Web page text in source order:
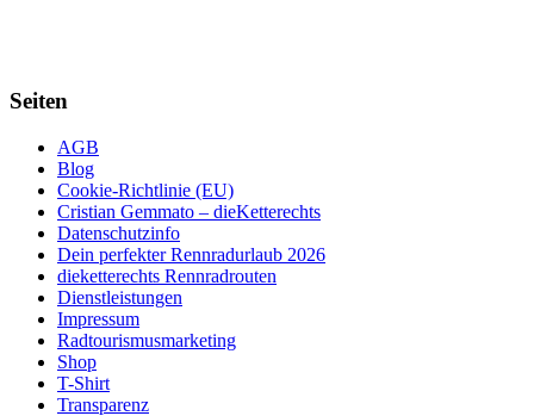
Seiten
AGB
Blog
Cookie-Richtlinie (EU)
Cristian Gemmato – dieKetterechts
Datenschutzinfo
Dein perfekter Rennradurlaub 2026
dieketterechts Rennradrouten
Dienstleistungen
Impressum
Radtourismusmarketing
Shop
T-Shirt
Transparenz